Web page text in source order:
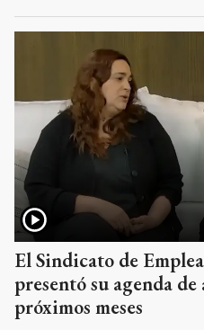
El Sindicato de
presentó su agenda
próximos meses